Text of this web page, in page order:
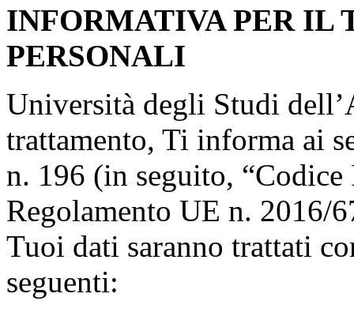
INFORMATIVA PER IL
PERSONALI
Università degli Studi
trattamento, Ti informa ai
n. 196 (in seguito, “Codice
Regolamento UE n. 2016/
Tuoi dati saranno trattati
seguenti: